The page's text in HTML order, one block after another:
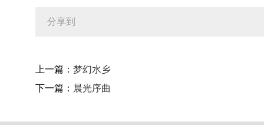
分享到
上一篇： 梦幻水乡
下一篇： 晨光序曲